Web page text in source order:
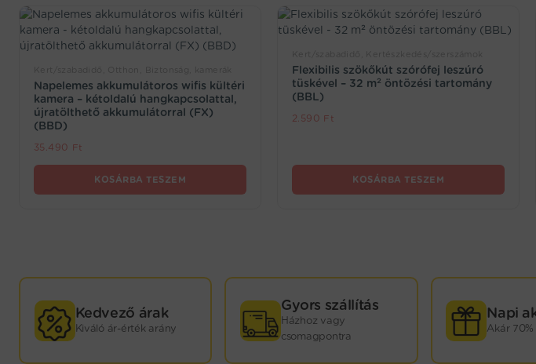
Napelemes akkumulátoros wifis kültéri
kamera – kétoldalú hangkapcsolattal,
újratölthető akkumulátorral (FX)
(BBD)
35.490 Ft
KOSÁRBA TESZEM
Flexibilis szökőkút szórófej leszúró
tüskével – 32 m² öntözési tartomány
(BBL)
2.590 Ft
KOSÁRBA TESZEM
GYORS
KISZÁLLÍTÁS!
Kedvező árak
Kiváló ár-érték arány
Gyors szállítás
Házhoz vagy
csomagpontra
Napi
Akár